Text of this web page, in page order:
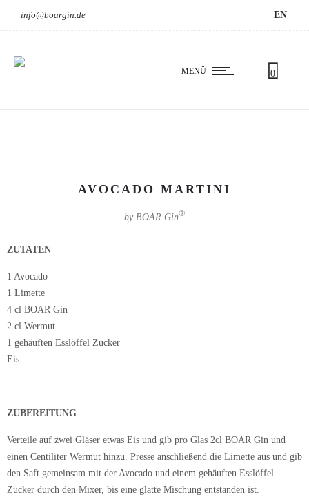
info@boargin.de EN
MENÜ 0
AVOCADO MARTINI
by BOAR Gin®
ZUTATEN
1 Avocado
1 Limette
4 cl BOAR Gin
2 cl Wermut
1 gehäuften Esslöffel Zucker
Eis
ZUBEREITUNG
Verteile auf zwei Gläser etwas Eis und gib pro Glas 2cl BOAR Gin und
einen Centiliter Wermut hinzu. Presse anschließend die Limette aus und gib
den Saft gemeinsam mit der Avocado und einem gehäuften Esslöffel
Zucker durch den Mixer, bis eine glatte Mischung entstanden ist.